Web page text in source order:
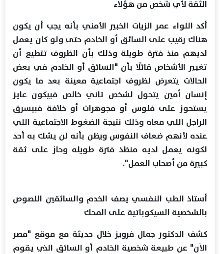
الثقة لأي شخص من هؤلاء
أكد اللواء عمر الزيات الخبير الأمني بأنه يجب أن يكون
هناك رقيب على السائق أو الخادم حتى ولو كان يعمل
لديهم منذ فترة طويلة وذلك بأن الظروف تتطيع أن
تغيير الأشخاص قائلًا بأن "السائق أو الخادم في بعض
الحالات يتعرض لظروف اجتماعية معينة بعد ما يكون
إنسان أمين يتحول لشخص تاني خالص فبيكون عايز
يستحوز على فلوس أو مجوهرات أو خلافة فبيسرق
الراجل اللي معاه وذلك نتيجة الضغوط الاجتماعية اللي
عنده لأنهم ضعاف النفوس ويظن بأنه لن يشك به أحد
لكونه يعمل لديه منظذ فترة طويله وحاز على ثقة
كبيرة من أصحاب العمل".
أستاذ الطب النفسي يصف الخدم والسائقين اللصوص
بالشخصية السيكوباتية على المحك
كشف الدكتور جمال فرويز خلال حديثة مع موقع "مصر
الآن" عن طبيعة شخصية الخادم أو السائق الذي يقوم